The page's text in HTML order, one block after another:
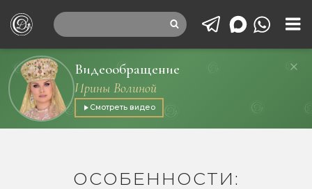
Видеообращение
Ирины Волиной
Смотреть видео
ОСОБЕННОСТИ: